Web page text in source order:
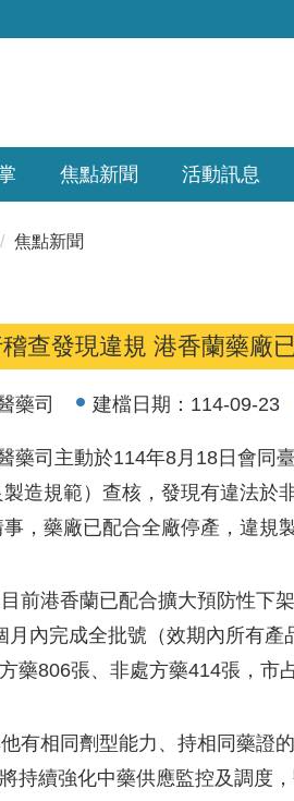
焦點新聞 活動訊息
焦點新聞
查發現違規 港香蘭藥廠
藥司 建檔日期： 114-09-23
藥司主動於114年8月18日會同
造規範）查核，發現有違法於
，藥廠已配合全廠停產，違規
前港香蘭已配合擴大預防性下
月內完成全批號（效期內所有
藥806張、非處方藥414張，市
有相同劑型能力、持相同藥證
持續強化中藥供應監控及調度